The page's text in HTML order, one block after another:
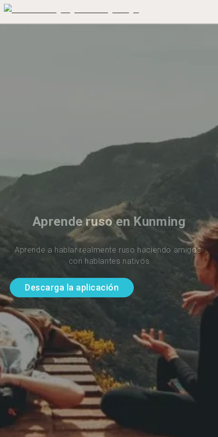
Aprende ruso en Kunming
Aprende a hablar realmente ruso haciendo amigos
con hablantes nativos
Descarga la aplicación